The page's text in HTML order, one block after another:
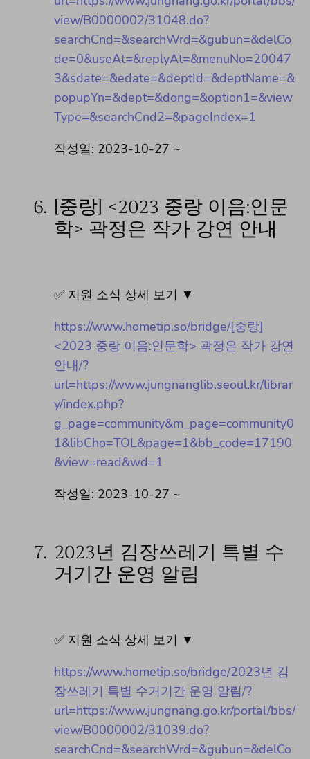
view/B0000002/31048.do?
searchCnd=&searchWrd=&gubun=&delCo
de=0&useAt=&replyAt=&menuNo=20047
3&sdate=&edate=&deptId=&deptName=&
popupYn=&dept=&dong=&option1=&view
Type=&searchCnd2=&pageIndex=1
작성일: 2023-10-27 ~
6. [중랑] <2023 중랑 이음:인문
학> 곽정은 작가 강연 안내
✅ 지원 소식 상세 보기 ▼
https://www.hometip.so/bridge/[중랑]
<2023 중랑 이음:인문학> 곽정은 작가 강연
안내/?
url=https://www.jungnanglib.seoul.kr/librar
y/index.php?
g_page=community&m_page=community0
1&libCho=TOL&page=1&bb_code=17190
&view=read&wd=1
작성일: 2023-10-27 ~
7. 2023년 김장쓰레기 특별 수
거기간 운영 알림
✅ 지원 소식 상세 보기 ▼
https://www.hometip.so/bridge/2023년 김
장쓰레기 특별 수거기간 운영 알림/?
url=https://www.jungnang.go.kr/portal/bbs/
view/B0000002/31039.do?
searchCnd=&searchWrd=&gubun=&delCo